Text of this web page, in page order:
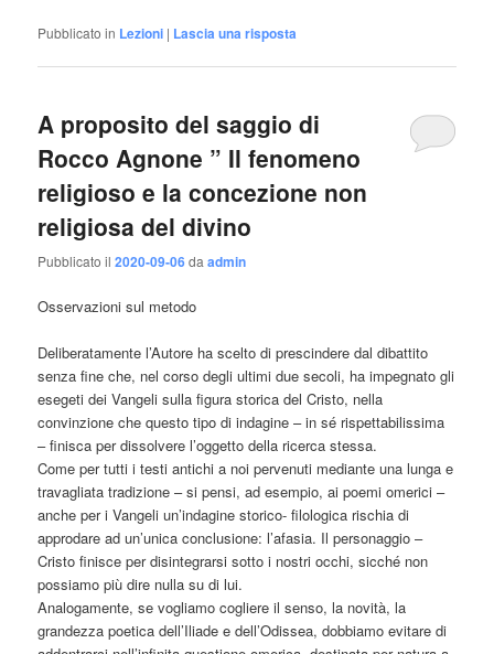
Pubblicato in Lezioni | Lascia una risposta
A proposito del saggio di
Rocco Agnone ” Il fenomeno
religioso e la concezione non
religiosa del divino
Pubblicato il2020-09-06daadmin
Osservazioni sul metodo
Deliberatamente l’Autore ha scelto di prescindere dal dibattito
senza fine che, nel corso degli ultimi due secoli, ha impegnato gli
esegeti dei Vangeli sulla figura storica del Cristo, nella
convinzione che questo tipo di indagine – in sé rispettabilissima
– finisca per dissolvere l’oggetto della ricerca stessa.
Come per tutti i testi antichi a noi pervenuti mediante una lunga e
travagliata tradizione – si pensi, ad esempio, ai poemi omerici –
anche per i Vangeli un’indagine storico- filologica rischia di
approdare ad un’unica conclusione: l’afasia. Il personaggio –
Cristo finisce per disintegrarsi sotto i nostri occhi, sicché non
possiamo più dire nulla su di lui.
Analogamente, se vogliamo cogliere il senso, la novità, la
grandezza poetica dell’Iliade e dell’Odissea, dobbiamo evitare di